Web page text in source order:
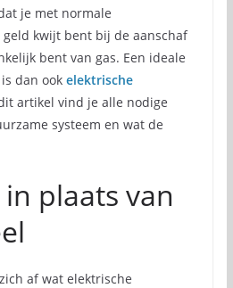
je met normale
kwijt bent bij de aanschaf
bent van gas. Een ideale
dan ook elektrische
artikel vind je alle nodige
systeem en wat de
plaats van
af wat elektrische